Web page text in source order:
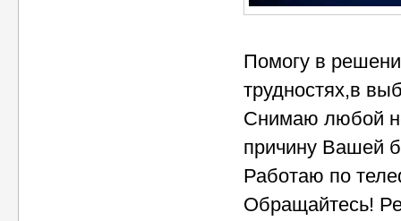
Помогу в
трудностях,в
Снимаю любой
причину Вашей
Работаю по
Обращайтесь!